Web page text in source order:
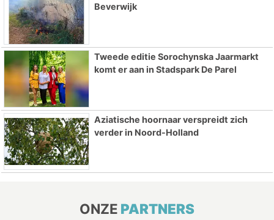
Beverwijk
Tweede editie Sorochynska Jaarmarkt
komt er aan in Stadspark De Parel
Aziatische hoornaar verspreidt zich
verder in Noord-Holland
ONZE PARTNERS